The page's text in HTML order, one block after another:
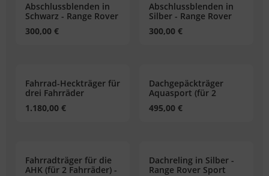
Abschlussblenden in
Schwarz - Range Rover
Sport
300,00 €
Abschlussblenden in
Silber - Range Rover
Sport
300,00 €
Fahrrad-Heckträger für
drei Fahrräder
1.180,00 €
Dachgepäckträger
Aquasport (für 2
Kajaks) - Range Rover
Velar / Range Rover
495,00 €
Fahrradträger für die
AHK (für 2 Fahrräder) -
Dachreling in Silber -
Range Rover Sport